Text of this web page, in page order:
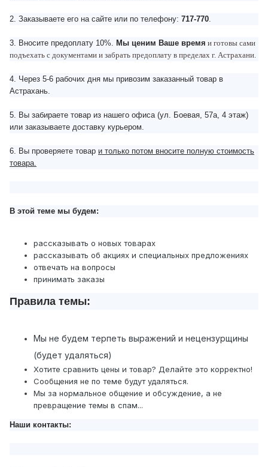
2. Заказываете его на сайте или по телефону: 717-770
3. Вносите предоплату 10%. Мы ценим Ваше время и готовы сами
подъехать с документами и забрать предоплату в пределах г. Астрахани.
4. Через 5-6 рабочих дня мы привозим заказанный товар в
Астрахань.
5. Вы забираете товар из нашего офиса (ул. Боевая, 57а, 4 этаж)
или заказываете доставку курьером.
6. Вы проверяете товар и только потом вносите полную стоимость
товара.
В этой теме мы будем:
рассказывать о новых товарах
рассказывать об акциях и специальных предложениях
отвечать на вопросы
принимать заказы
Правила темы:
Мы не будем терпеть выражений и нецензурщины
(будет удаляться)
Хотите сравнить цены и товар? Делайте это корректно!
Сообщения не по теме будут удаляться.
Мы за нормальное общение и обсуждение, а не
превращение темы в спам...
Наши контакты: